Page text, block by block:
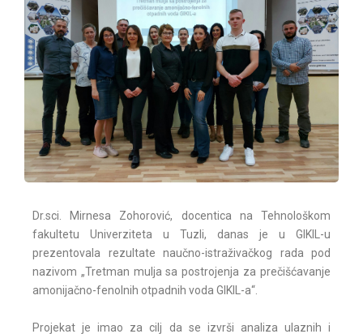
Dr.sci. Mirnesa Zohorović, docentica na Tehnološkom
fakultetu Univerziteta u Tuzli, danas je u GIKIL-u
prezentovala rezultate naučno-istraživačkog rada pod
nazivom „Tretman mulja sa postrojenja za prečišćavanje
amonijačno-fenolnih otpadnih voda GIKIL-a“.
Projekat je imao za cilj da se izvrši analiza ulaznih i